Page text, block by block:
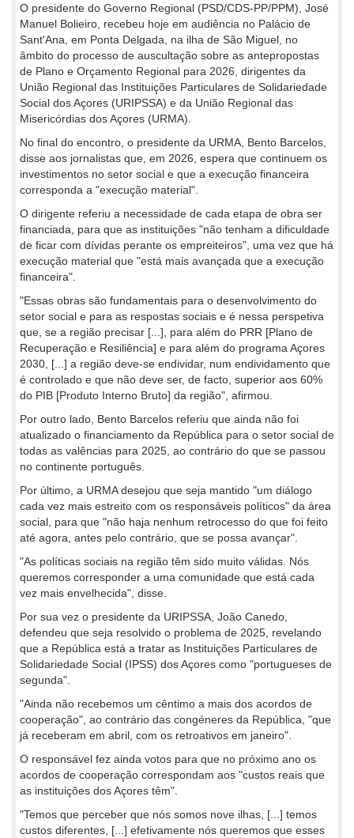
O presidente do Governo Regional (PSD/CDS-PP/PPM), José
Manuel Bolieiro, recebeu hoje em audiência no Palácio de
Sant'Ana, em Ponta Delgada, na ilha de São Miguel, no
âmbito do processo de auscultação sobre as antepropostas
de Plano e Orçamento Regional para 2026, dirigentes da
União Regional das Instituições Particulares de Solidariedade
Social dos Açores (URIPSSA) e da União Regional das
Misericórdias dos Açores (URMA).
No final do encontro, o presidente da URMA, Bento Barcelos,
disse aos jornalistas que, em 2026, espera que continuem os
investimentos no setor social e que a execução financeira
corresponda a "execução material".
O dirigente referiu a necessidade de cada etapa de obra ser
financiada, para que as instituições "não tenham a dificuldade
de ficar com dívidas perante os empreiteiros", uma vez que há
execução material que "está mais avançada que a execução
financeira".
"Essas obras são fundamentais para o desenvolvimento do
setor social e para as respostas sociais e é nessa perspetiva
que, se a região precisar [...], para além do PRR [Plano de
Recuperação e Resiliência] e para além do programa Açores
2030, [...] a região deve-se endividar, num endividamento que
é controlado e que não deve ser, de facto, superior aos 60%
do PIB [Produto Interno Bruto] da região", afirmou.
Por outro lado, Bento Barcelos referiu que ainda não foi
atualizado o financiamento da República para o setor social de
todas as valências para 2025, ao contrário do que se passou
no continente português.
Por último, a URMA desejou que seja mantido "um diálogo
cada vez mais estreito com os responsáveis políticos" da área
social, para que "não haja nenhum retrocesso do que foi feito
até agora, antes pelo contrário, que se possa avançar".
"As políticas sociais na região têm sido muito válidas. Nós
queremos corresponder a uma comunidade que está cada
vez mais envelhecida", disse.
Por sua vez o presidente da URIPSSA, João Canedo,
defendeu que seja resolvido o problema de 2025, revelando
que a República está a tratar as Instituições Particulares de
Solidariedade Social (IPSS) dos Açores como "portugueses de
segunda".
"Ainda não recebemos um cêntimo a mais dos acordos de
cooperação", ao contrário das congéneres da República, "que
já receberam em abril, com os retroativos em janeiro".
O responsável fez ainda votos para que no próximo ano os
acordos de cooperação correspondam aos "custos reais que
as instituições dos Açores têm".
"Temos que perceber que nós somos nove ilhas, [...] temos
custos diferentes, [...] efetivamente nós queremos que esses